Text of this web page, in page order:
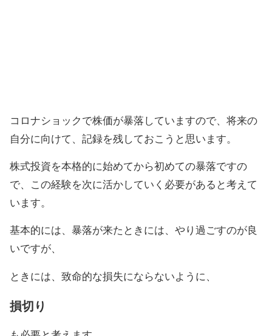
コロナショックで株価が暴落していますので、将来の
自分に向けて、記録を残しておこうと思います。
株式投資を本格的に始めてから初めての暴落ですの
で、この経験を次に活かしていく必要があると考えて
います。
基本的には、暴落が来たときには、やり過ごすのが良
いですが、
ときには、致命的な損失にならないように、
損切り